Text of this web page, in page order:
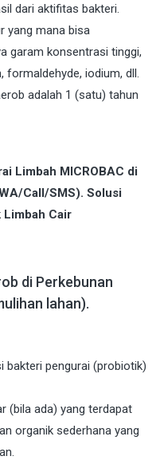
dari aktifitas bakteri.
yang mana bisa
garam konsentrasi tinggi,
formaldehyde, iodium, dll.
adalah 1 (satu) tahun
Limbah MICROBAC di
Call/SMS). Solusi
Limbah Cair
di Perkebunan
lahan).
bakteri pengurai (probiotik)
(bila ada) yang terdapat
organik sederhana yang